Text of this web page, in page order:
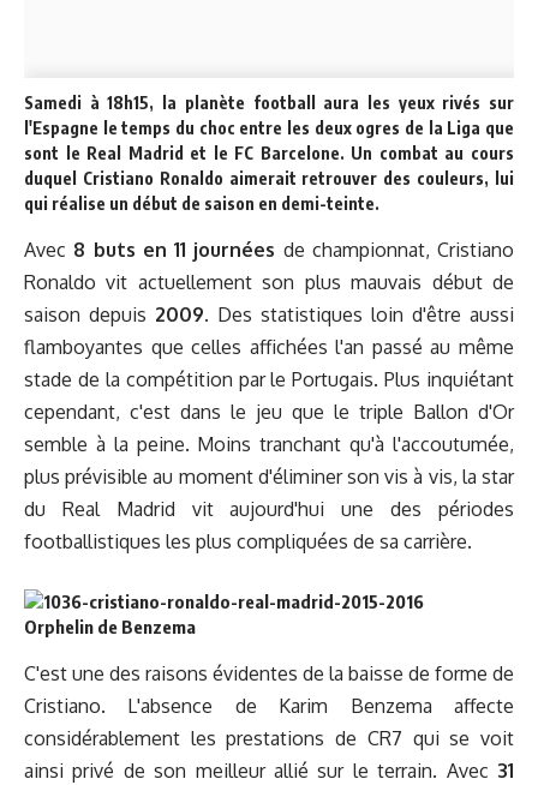
Samedi à 18h15, la planète football aura les yeux rivés sur
l'Espagne le temps du choc entre les deux ogres de la Liga que
sont le Real Madrid et le FC Barcelone. Un combat au cours
duquel Cristiano Ronaldo aimerait retrouver des couleurs, lui
qui réalise un début de saison en demi-teinte.
Avec 8 buts en 11 journées de championnat, Cristiano
Ronaldo vit actuellement son plus mauvais début de
saison depuis 2009. Des statistiques loin d'être aussi
flamboyantes que celles affichées l'an passé au même
stade de la compétition par le Portugais. Plus inquiétant
cependant, c'est dans le jeu que le triple Ballon d'Or
semble à la peine. Moins tranchant qu'à l'accoutumée,
plus prévisible au moment d'éliminer son vis à vis, la star
du Real Madrid vit aujourd'hui une des périodes
footballistiques les plus compliquées de sa carrière.
Orphelin de Benzema
C'est une des raisons évidentes de la baisse de forme de
Cristiano. L'absence de Karim Benzema affecte
considérablement les prestations de CR7 qui se voit
ainsi privé de son meilleur allié sur le terrain. Avec 31